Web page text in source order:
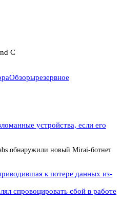
C
Обзорырезервное
устройства, если его
обнаружили новый Mirai-ботнет
к потере данных из-
спровоцировать сбой в работе